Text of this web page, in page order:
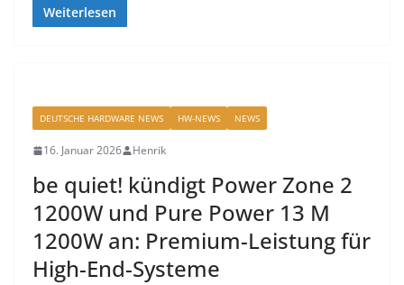
Weiterlesen
DEUTSCHE HARDWARE NEWS HW-NEWS NEWS
16. Januar 2026 Henrik
be quiet! kündigt Power Zone 2
1200W und Pure Power 13 M
1200W an: Premium-Leistung für
High-End-Systeme